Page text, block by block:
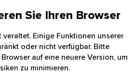
Sie Ihren Browser
veraltet. Einige Funktionen unserer
oder nicht verfügbar. Bitte
auf eine neuere Version, um
zu minimieren.